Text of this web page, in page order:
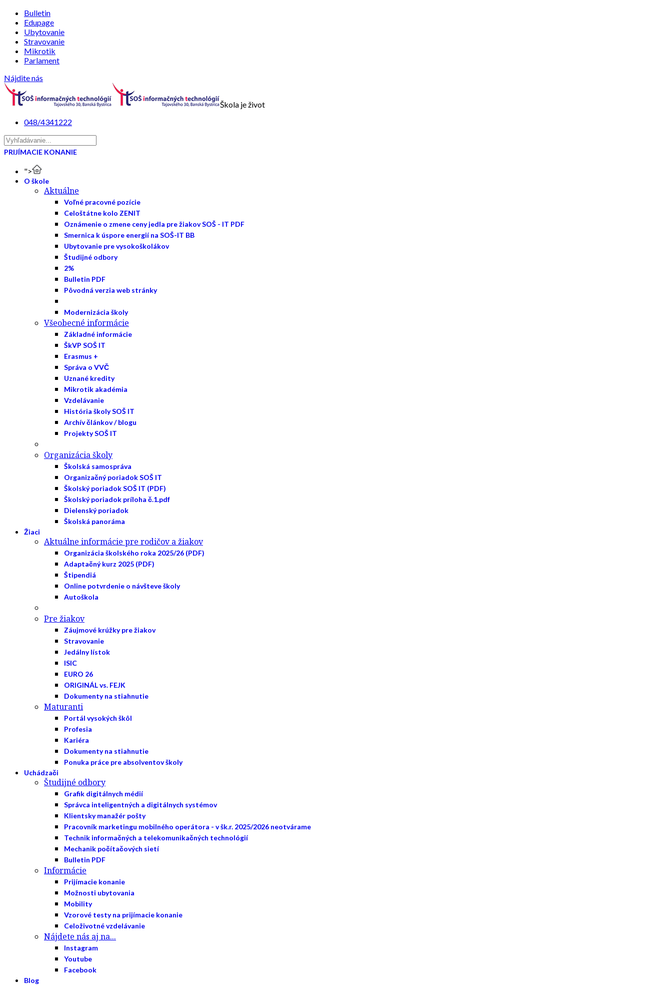
Bulletin
Edupage
Ubytovanie
Stravovanie
Mikrotik
Parlament
Nájdite nás
Škola je život
048/4341222
PRIJÍMACIE KONANIE
">
O škole
Aktuálne
Voľné pracovné pozície
Celoštátne kolo ZENIT
Oznámenie o zmene ceny jedla pre žiakov SOŠ - IT PDF
Smernica k úspore energií na SOŠ-IT BB
Ubytovanie pre vysokoškolákov
Študijné odbory
2%
Bulletin PDF
Pôvodná verzia web stránky
Modernizácia školy
Všeobecné informácie
Základné informácie
ŠkVP SOŠ IT
Erasmus +
Správa o VVČ
Uznané kredity
Mikrotik akadémia
Vzdelávanie
História školy SOŠ IT
Archív článkov / blogu
Projekty SOŠ IT
Organizácia školy
Školská samospráva
Organizačný poriadok SOŠ IT
Školský poriadok SOŠ IT (PDF)
Školský poriadok príloha č.1.pdf
Dielenský poriadok
Školská panoráma
Žiaci
Aktuálne informácie pre rodičov a žiakov
Organizácia školského roka 2025/26 (PDF)
Adaptačný kurz 2025 (PDF)
Štipendiá
Online potvrdenie o návšteve školy
Autoškola
Pre žiakov
Záujmové krúžky pre žiakov
Stravovanie
Jedálny lístok
ISIC
EURO 26
ORIGINÁL vs. FEJK
Dokumenty na stiahnutie
Maturanti
Portál vysokých škôl
Profesia
Kariéra
Dokumenty na stiahnutie
Ponuka práce pre absolventov školy
Uchádzači
Študijné odbory
Grafik digitálnych médií
Správca inteligentných a digitálnych systémov
Klientsky manažér pošty
Pracovník marketingu mobilného operátora - v šk.r. 2025/2026 neotvárame
Technik informačných a telekomunikačných technológií
Mechanik počítačových sietí
Bulletin PDF
Informácie
Prijímacie konanie
Možnosti ubytovania
Mobility
Vzorové testy na prijímacie konanie
Celoživotné vzdelávanie
Nájdete nás aj na...
Instagram
Youtube
Facebook
Blog